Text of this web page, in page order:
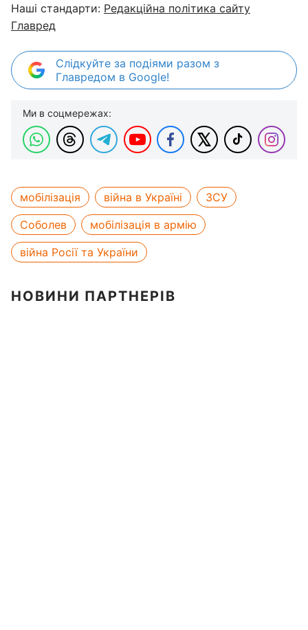
Наші стандарти: Редакційна політика сайту
Главред
Слідкуйте за подіями разом з
Главредом в Google!
Ми в соцмережах:
мобілізація війна в Україні
ЗСУ
Соболев
мобілізація в армію
війна Росії та України
НОВИНИ ПАРТНЕРІВ